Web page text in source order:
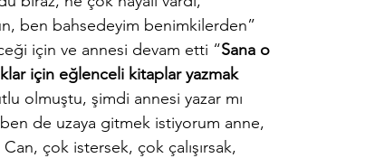
ben bahsedeyim benimkilerden”
için ve annesi devam etti “Sana o
için eğlenceli kitaplar yazmak
olmuştu, şimdi annesi yazar mı
de uzaya gitmek istiyorum anne,
çok istersek, çok çalışırsak,